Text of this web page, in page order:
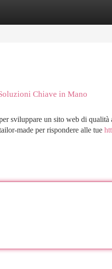
Chiave in Mano
sviluppare un sito web di
made per rispondere alle tue